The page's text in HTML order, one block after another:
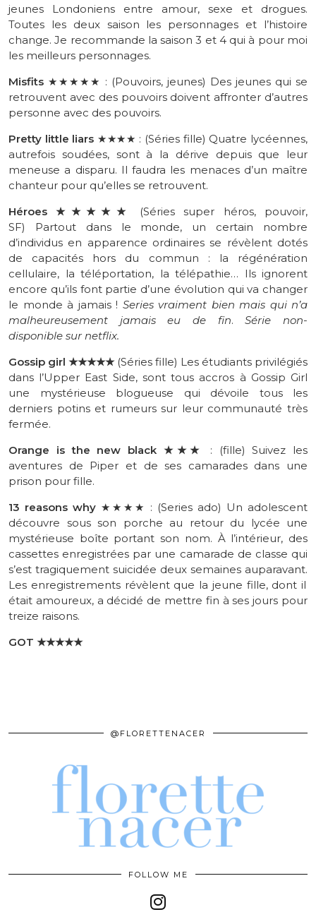
jeunes Londoniens entre amour, sexe et drogues.
Toutes les deux saison les personnages et l’histoire
change. Je recommande la saison 3 et 4 qui à pour moi
les meilleurs personnages.
Misfits ★★★★★ : (Pouvoirs, jeunes) Des jeunes qui se
retrouvent avec des pouvoirs doivent affronter d’autres
personne avec des pouvoirs.
Pretty little liars ★★★★ : (Séries fille) Quatre lycéennes,
autrefois soudées, sont à la dérive depuis que leur
meneuse a disparu. Il faudra les menaces d’un maître
chanteur pour qu’elles se retrouvent.
Héroes ★★★★★
(Séries super héros, pouvoir,
SF) Partout dans le monde, un certain nombre
d’individus en apparence ordinaires se révèlent dotés
de capacités hors du commun : la régénération
cellulaire, la téléportation, la télépathie… Ils ignorent
encore qu’ils font partie d’une évolution qui va changer
le monde à jamais ! Series vraiment bien mais qui n’a
malheureusement jamais eu de fin.Série non-
disponible surnetflix.
Gossip girl ★★★★★(Séries fille) Les étudiants privilégiés
dans l’Upper East Side, sont tous accros à Gossip Girl
une mystérieuse blogueuse qui dévoile tous les
derniers potins et rumeurs sur leur communauté très
fermée.
Orange is the new black ★★★ : (fille) Suivez les
aventures de Piper et de ses camarades dans une
prison pour fille.
13 reasons why ★★★★ : (Series ado) Un adolescent
découvre sous son porche au retour du lycée une
mystérieuse boîte portant son nom. À l’intérieur, des
cassettes enregistrées par une camarade de classe qui
s’est tragiquement suicidée deux semaines auparavant.
Les enregistrements révèlent que la jeune fille, dont il
était amoureux, a décidé de mettre fin à ses jours pour
treize raisons.
GOT ★★★★★
@FLORETTENACER
FOLLOW ME